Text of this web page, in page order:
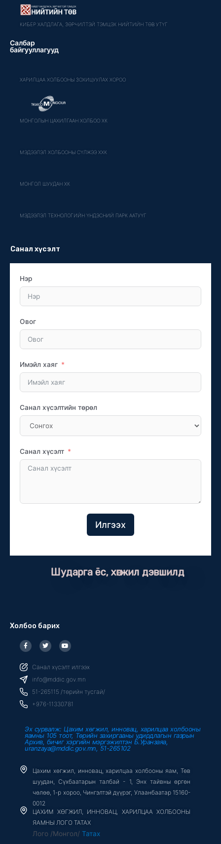
КИБЕР ХАЛДЛАГА, ЗӨРЧИЛТЭЙ ТЭМЦЭХ НИЙТИЙН ТӨВ УТҮГ
Салбар
байгууллагууд
ХАРИЛЦАА ХОЛБООНЫ ЗОХИЦУУЛАХ ХОРОО
МОНГОЛЫН ЦАХИЛГААН ХОЛБОО ХК
МЭДЭЭЛЭЛ ХОЛБООНЫ СҮЛЖЭЭ ХХК
МОНГОЛ ШУУДАН ХК
МЭДЭЭЛЭЛ ТЕХНОЛОГИЙН ҮНДЭСНИЙ ПАРК ААТУҮГ
Санал хүсэлт
Нэр
Овог
Имэйл хаяг
Санал хүсэлтийн төрөл
Санал хүсэлт
Илгээх
Шударга ёс, хөгжил дэвшилд
Холбоо барих
F
a
c
b
o
o
k
f
T
w
i
t
r
Y
o
u
u
e
Санал хүсэлт илгээх
info@mddic.gov.mn
51-265115 /төрийн тусгай/
+976-11330781
Эх сурвалж: Цахим хөгжил, инновац, харилцаа холбооны
яамны 105 тоот, Төрийн захиргааны удирдлагын газрын
Архив, бичиг хэргийн мэргэжилтэн Б.Уранзаяа,
uranzaya@mddic.gov.mn, 51-265102
Цахим хөгжил, инновац, харилцаа холбооны яам, Төв
шуудан, Сүхбаатарын талбай - 1, Энх тайвны өргөн
чөлөө, 1-р хороо, Чингэлтэй дүүрэг, Улаанбаатар 15160-
0012
ЦАХИМ ХӨГЖИЛ, ИННОВАЦ, ХАРИЛЦАА ХОЛБООНЫ
ЯАМНЫ ЛОГО ТАТАХ
Лого /Монгол/ Татах